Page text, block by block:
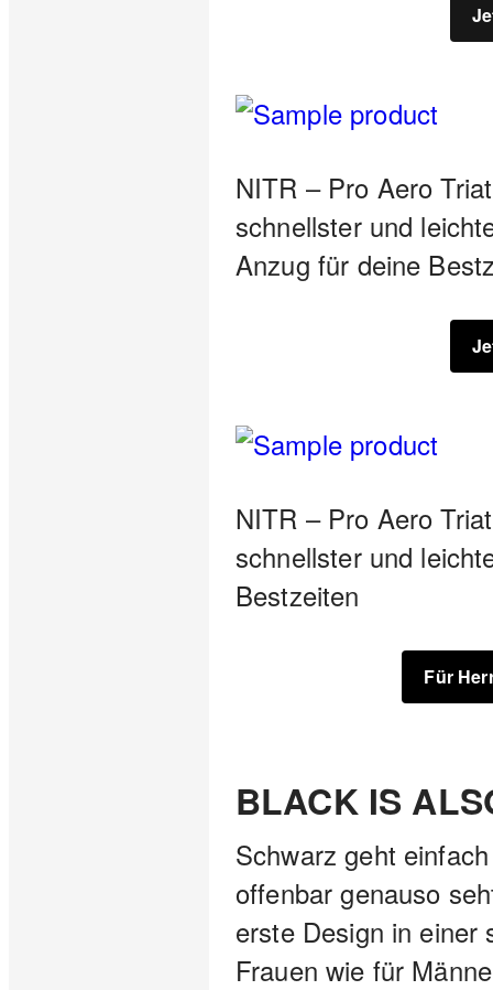
NITR – Pro Aero
schnellster und
Anzug für deine
NITR – Pro Aero
schnellster und
Bestzeiten
Für
BLACK IS
Schwarz geht
offenbar genauso
erste Design in einer
Frauen wie für